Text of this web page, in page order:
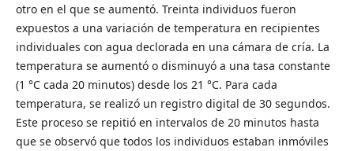
otro en el que se aumentó. Treinta individuos fueron
expuestos a una variación de temperatura en recipientes
individuales con agua declorada en una cámara de cría. La
temperatura se aumentó o disminuyó a una tasa constante
(1 °C cada 20 minutos) desde los 21 °C. Para cada
temperatura, se realizó un registro digital de 30 segundos.
Este proceso se repitió en intervalos de 20 minutos hasta
que se observó que todos los individuos estaban inmóviles